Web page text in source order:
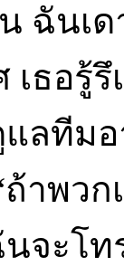
ฉันเ
เธอรู้
ลทีมอ
าพว
จะโท